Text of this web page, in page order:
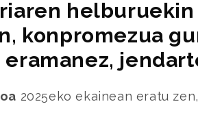
konpromezua
eramanez,
2025eko ekainean eratu